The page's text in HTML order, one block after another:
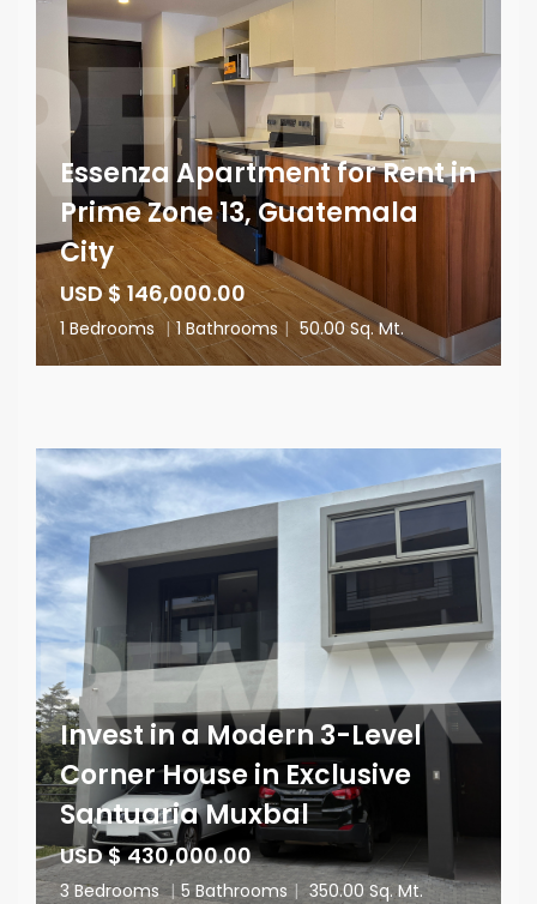
Essenza Apartment for Rent in
Prime Zone 13, Guatemala
City
USD $ 146,000.00
1 Bedrooms | 1 Bathrooms | 50.00 Sq. Mt.
Invest in a Modern 3-Level
Corner House in Exclusive
Santuaria Muxbal
USD $ 430,000.00
3 Bedrooms | 5 Bathrooms | 350.00 Sq. Mt.